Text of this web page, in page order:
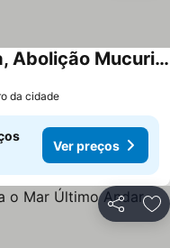
Apartamento em Fortaleza, Abolição Mucuripe
da cidade
Ver preços
Partilhar